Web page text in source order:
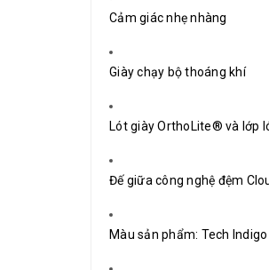
Cảm giác nhẹ nhàng
Giày chạy bộ thoáng khí
Lót giày OrthoLite® và lớp
Đế giữa công nghệ đệm
Màu sản phẩm: Tech